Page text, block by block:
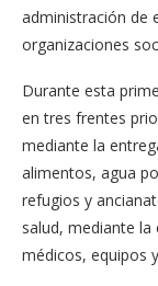
administración de
organizaciones
Durante esta
en tres frentes
mediante la
alimentos, agua
refugios y
salud, mediante
médicos, equipos